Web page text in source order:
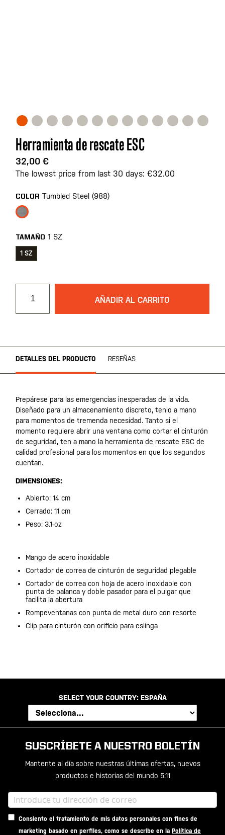
Saltar
al
comienzo
de
galería
de
imágenes
Herramienta de rescate ESC
32,00 €
The lowest price from last 30 days: €32.00
COLOR Tumbled Steel (988)
TAMAÑO 1 SZ
1 SZ
AÑADIR AL CARRITO
DETALLES DEL PRODUCTO RESEÑAS
Prepárese para las emergencias inesperadas de la vida.
Diseñado para un almacenamiento discreto, tenlo a mano
para momentos de tremenda necesidad. Tanto si el
momento requiere abrir una ventana como cortar el cinturón
de seguridad, ten a mano la herramienta de rescate ESC de
calidad profesional para los momentos en que los segundos
cuentan.
DIMENSIONES:
Abierto: 14 cm
Cerrado: 11 cm
Peso: 3.1-oz
Mango de acero inoxidable
Cortador de correa de cinturón de seguridad plegable
Cortador de correa con hoja de acero inoxidable con
punta de palanca y doble pasador para el pulgar que
facilita la abertura
Rompeventanas con punta de metal duro con resorte
Clip para cinturón con orificio para eslinga
SELECT YOUR COUNTRY: ESPAÑA
SUSCRÍBETE A NUESTRO BOLETÍN
Mantente al día sobre nuestras últimas ofertas, nuevos
productos e historias del mundo 5.11
Consiento el tratamiento de mis datos personales con fines de
marketing basado en perfiles, como se describe en la Política de